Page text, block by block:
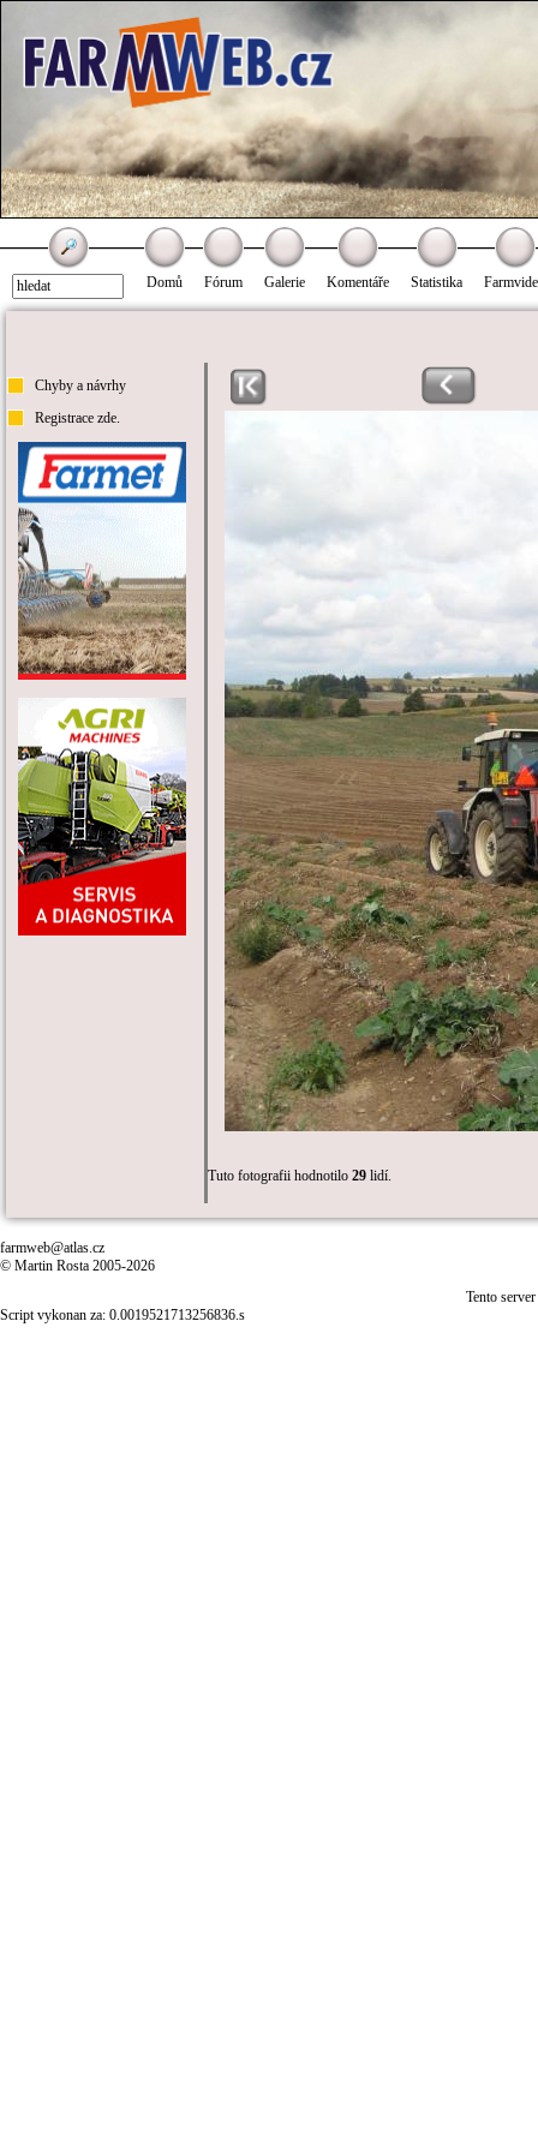
Domů Fórum Galerie Komentáře Statistika
Chyby a návrhy
Registrace zde.
Tuto fotografii hodnotilo 29 lidí.
farmweb@atlas.cz
© Martin Rosta 2005-2026
Tento
Script vykonan za: 0.0019521713256836.s